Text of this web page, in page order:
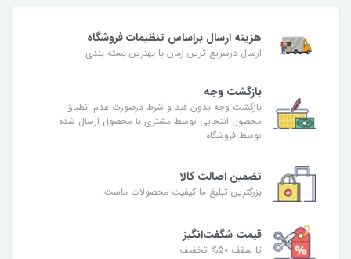
هزینه ارسال براساس تنظیمات فروشگاه
ارسال درسریع ترین زمان با بهترین بسته بندی
بازگشت وجه
بازگشت وجه بدون قید و شرط درصورت عدم انطباق
محصول انتخابی توسط مشتری با محصول ارسال شده
توسط فروشگاه
تضمین اصالت کالا
بزرگترین تبلیغ ما کیفیت محصولات ماست.
قیمت شگفت‌انگیز
تا سقف 50% تخفیف